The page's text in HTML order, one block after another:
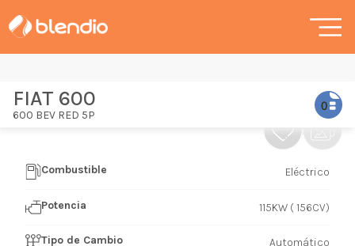
FIAT 600
600 BEV RED 5P
Combustible Eléctrico
Potencia 115KW ( 156CV)
Tipo de Cambio Automático